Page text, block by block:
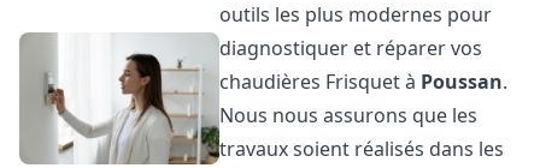
outils les plus modernes pour
diagnostiquer et réparer vos
chaudières Frisquet à Poussan.
Nous nous assurons que les
travaux soient réalisés dans les